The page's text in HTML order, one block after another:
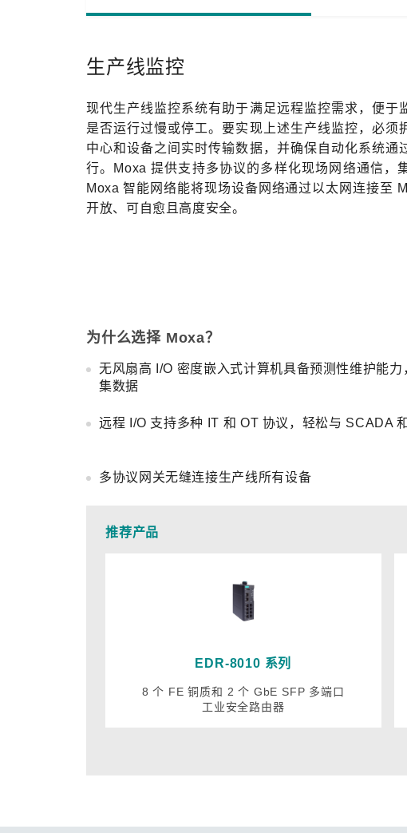
生产线监控
现代生产线监控系统有助于满足远程监控需求，便于
是否运行过慢或停工。要实现上述生产线监控，必须
中心和设备之间实时传输数据，并确保自动化系统通
行。Moxa 提供支持多协议的多样化现场网络通信，
Moxa 智能网络能将现场设备网络通过以太网连接至
开放、可自愈且高度安全。
为什么选择 Moxa？
无风扇高 I/O 密度嵌入式计算机具备预测性维护能力
集数据
远程 I/O 支持多种 IT 和 OT 协议，轻松与 SCADA
多协议网关无缝连接生产线所有设备
推荐产品
EDR-8010 系列
8 个 FE 铜质和 2 个 GbE SFP 多端口
工业安全路由器